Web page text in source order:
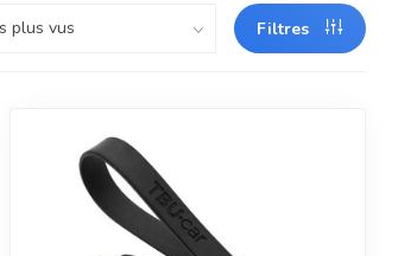
Filtres